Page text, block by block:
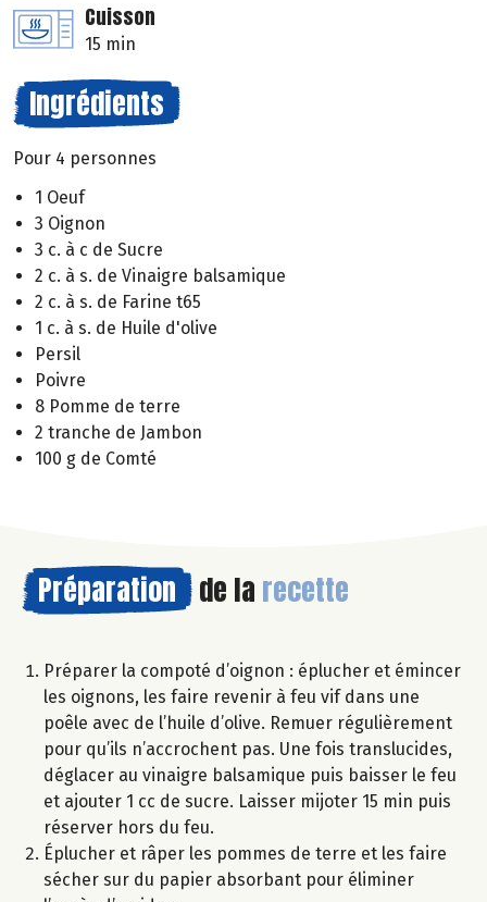
Cuisson
15 min
Ingrédients
Pour 4 personnes
1 Oeuf
3 Oignon
3 c. à c de Sucre
2 c. à s. de Vinaigre balsamique
2 c. à s. de Farine t65
1 c. à s. de Huile d'olive
Persil
Poivre
8 Pomme de terre
2 tranche de Jambon
100 g de Comté
Préparation de la recette
Préparer la compoté d’oignon : éplucher et émincer
les oignons, les faire revenir à feu vif dans une
poêle avec de l’huile d’olive. Remuer régulièrement
pour qu’ils n’accrochent pas. Une fois translucides,
déglacer au vinaigre balsamique puis baisser le feu
et ajouter 1 cc de sucre. Laisser mijoter 15 min puis
réserver hors du feu.
Éplucher et râper les pommes de terre et les faire
sécher sur du papier absorbant pour éliminer